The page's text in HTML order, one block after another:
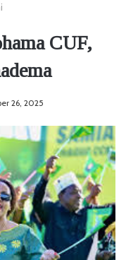
CUF,
26, 2025